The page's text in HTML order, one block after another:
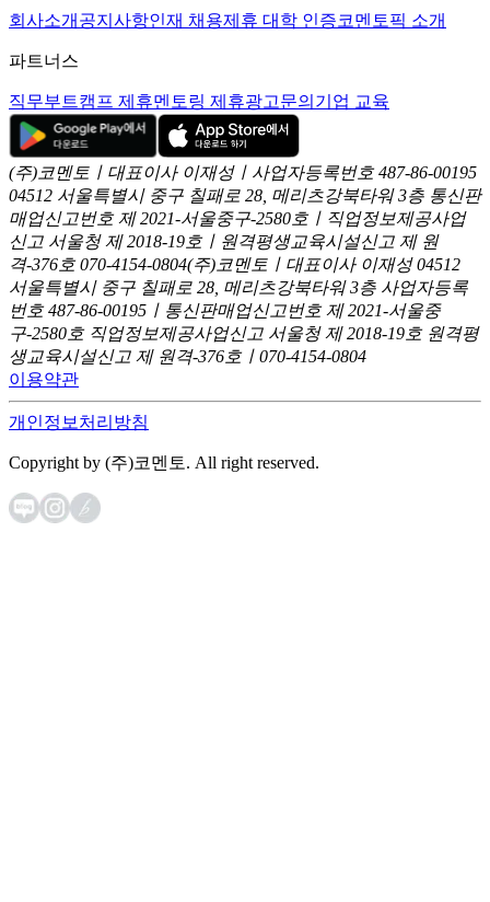
회사소개 공지사항인재 채용제휴 대학 인증코멘토픽 소개
파트너스
직무부트캠프 제휴멘토링 제휴광고문의 기업 교육
(주)코멘토ㅣ대표이사 이재성ㅣ사업자등록번호 487-86-00195
04512 서울특별시 중구 칠패로 28, 메리츠강북타워 3층 통신판
매업신고번호 제 2021-서울중구-2580호ㅣ직업정보제공사업
신고 서울청 제 2018-19호ㅣ원격평생교육시설신고 제 원
격-376호 070-4154-0804(주)코멘토ㅣ대표이사 이재성 04512
서울특별시 중구 칠패로 28, 메리츠강북타워 3층 사업자등록
번호 487-86-00195ㅣ통신판매업신고번호 제 2021-서울중
구-2580호 직업정보제공사업신고 서울청 제 2018-19호 원격평
생교육시설신고 제 원격-376호ㅣ070-4154-0804
이용약관
개인정보처리방침
Copyright by (주)코멘토. All right reserved.